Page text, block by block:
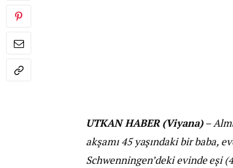
UTKAN HABER (Viyana)–
akşamı 45 yaşındaki bir baba,
Schwenningen’deki evinde eşi